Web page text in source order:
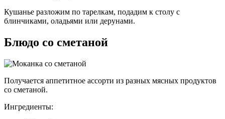
Кушанье разложим по тарелкам, подадим к столу с
блинчиками, оладьями или дерунами.
Блюдо со сметаной
Получается аппетитное ассорти из разных мясных продуктов
со сметаной.
Ингредиенты: